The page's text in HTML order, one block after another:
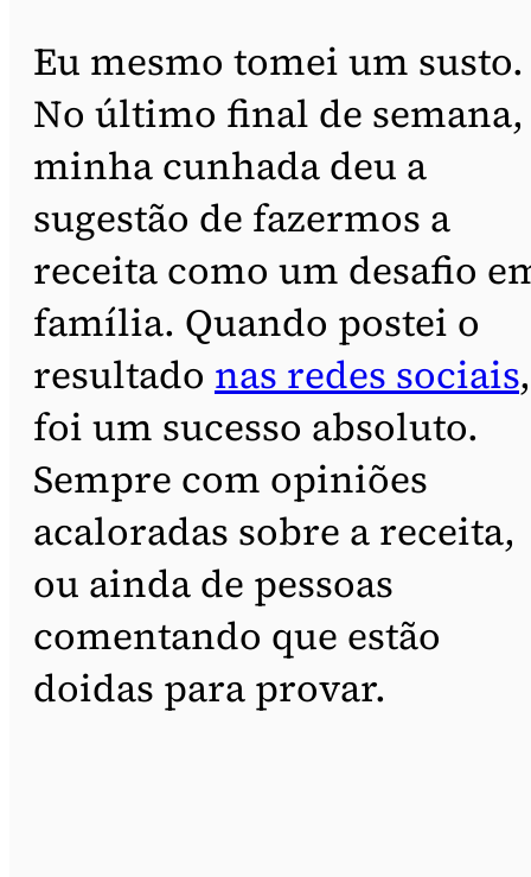
Eu mesmo tomei um susto.
No último final de semana,
minha cunhada deu a
sugestão de fazermos a
receita como um desafio
família. Quando postei o
resultado nas redes sociais,
foi um sucesso absoluto.
Sempre com opiniões
acaloradas sobre a receita,
ou ainda de pessoas
comentando que estão
doidas para provar.